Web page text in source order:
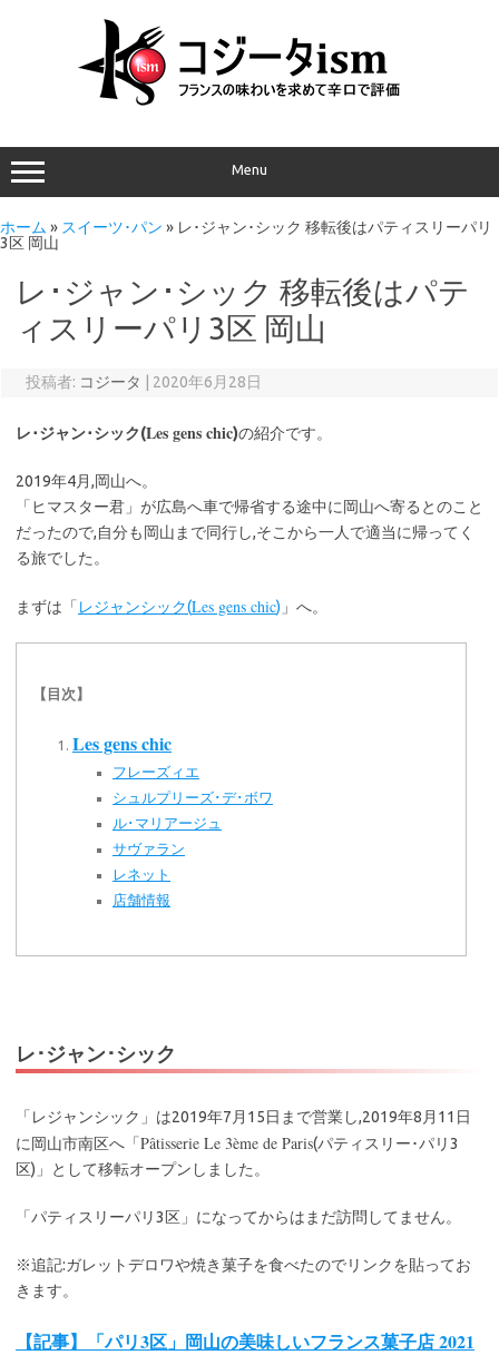
Menu
ホーム » スイーツ･パン » レ･ジャン･シック 移転後はパティスリーパリ
3区 岡山
レ･ジャン･シック 移転後はパテ
ィスリーパリ3区 岡山
投稿者: コジータ 2020年6月28日
レ･ジャン･シック(Les gens chic)の紹介です。
2019年4月,岡山へ。
「ヒマスター君」が広島へ車で帰省する途中に岡山へ寄るとのこと
だったので,自分も岡山まで同行し,そこから一人で適当に帰ってく
る旅でした。
まずは「 レジャンシック(Les gens chic) 」へ。
【目次】
Les gens chic
フレーズィエ
シュルプリーズ･デ･ボワ
ル･マリアージュ
サヴァラン
レネット
店舗情報
レ･ジャン･シック
「レジャンシック」は2019年7月15日まで営業し,2019年8月11日
に岡山市南区へ「Pâtisserie Le 3ème de Paris(パティスリー･パリ3
区)」として移転オープンしました。
「パティスリーパリ3区」になってからはまだ訪問してません。
※追記:ガレットデロワや焼き菓子を食べたのでリンクを貼ってお
きます。
【記事】「パリ3区」岡山の美味しいフランス菓子店 2021